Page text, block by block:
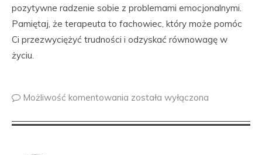
pozytywne radzenie sobie z problemami emocjonalnymi.
Pamiętaj, że terapeuta to fachowiec, który może pomóc
Ci przezwyciężyć trudności i odzyskać równowagę w
życiu.
Możliwość komentowania została wyłączona